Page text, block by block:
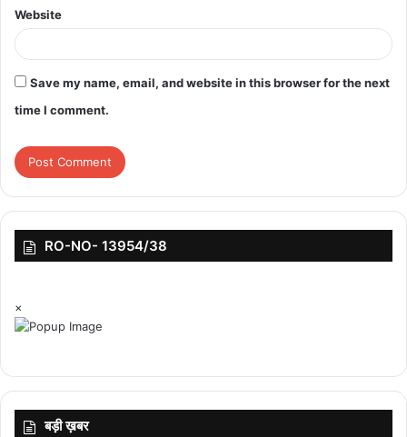
Website
Save my name, email, and website in this browser for the next
time I comment.
RO-NO- 13954/38
×
बड़ी ख़बर